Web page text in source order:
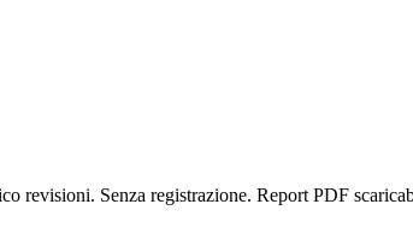
revisioni. Senza registrazione. Report PDF